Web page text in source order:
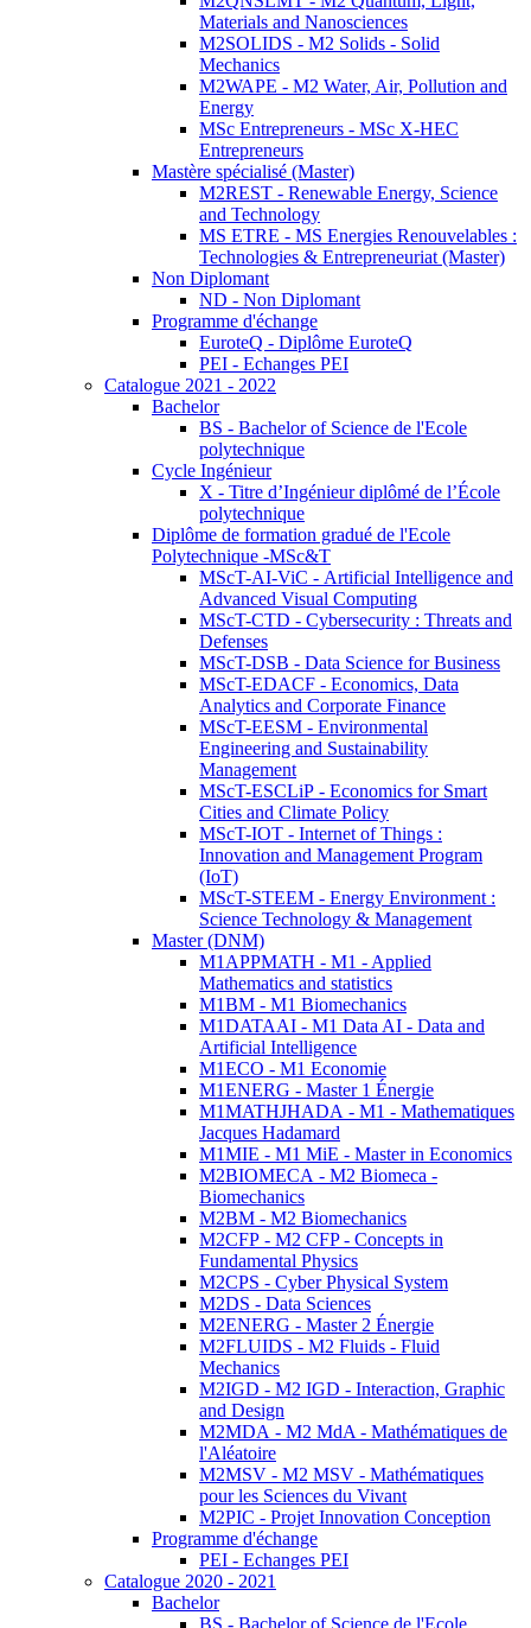
Materials and Nanosciences
M2SOLIDS - M2 Solids - Solid
Mechanics
M2WAPE - M2 Water, Air, Pollution and
Energy
MSc Entrepreneurs - MSc X-HEC
Entrepreneurs
Mastère spécialisé (Master)
M2REST - Renewable Energy, Science
and Technology
MS ETRE - MS Energies Renouvelables :
Technologies & Entrepreneuriat (Master)
Non Diplomant
ND - Non Diplomant
Programme d'échange
EuroteQ - Diplôme EuroteQ
PEI - Echanges PEI
Catalogue 2021 - 2022
Bachelor
BS - Bachelor of Science de l'Ecole
polytechnique
Cycle Ingénieur
X - Titre d’Ingénieur diplômé de l’École
polytechnique
Diplôme de formation gradué de l'Ecole
Polytechnique -MSc&T
MScT-AI-ViC - Artificial Intelligence and
Advanced Visual Computing
MScT-CTD - Cybersecurity : Threats and
Defenses
MScT-DSB - Data Science for Business
MScT-EDACF - Economics, Data
Analytics and Corporate Finance
MScT-EESM - Environmental
Engineering and Sustainability
Management
MScT-ESCLiP - Economics for Smart
Cities and Climate Policy
MScT-IOT - Internet of Things :
Innovation and Management Program
(IoT)
MScT-STEEM - Energy Environment :
Science Technology & Management
Master (DNM)
M1APPMATH - M1 - Applied
Mathematics and statistics
M1BM - M1 Biomechanics
M1DATAAI - M1 Data AI - Data and
Artificial Intelligence
M1ECO - M1 Economie
M1ENERG - Master 1 Énergie
M1MATHJHADA - M1 - Mathematiques
Jacques Hadamard
M1MIE - M1 MiE - Master in Economics
M2BIOMECA - M2 Biomeca -
Biomechanics
M2BM - M2 Biomechanics
M2CFP - M2 CFP - Concepts in
Fundamental Physics
M2CPS - Cyber Physical System
M2DS - Data Sciences
M2ENERG - Master 2 Énergie
M2FLUIDS - M2 Fluids - Fluid
Mechanics
M2IGD - M2 IGD - Interaction, Graphic
and Design
M2MDA - M2 MdA - Mathématiques de
l'Aléatoire
M2MSV - M2 MSV - Mathématiques
pour les Sciences du Vivant
M2PIC - Projet Innovation Conception
Programme d'échange
PEI - Echanges PEI
Catalogue 2020 - 2021
Bachelor
BS - Bachelor of Science de l'Ecole